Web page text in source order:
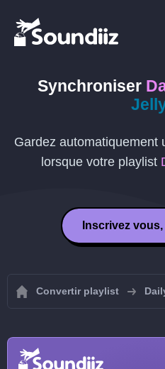
Synchroniser
Gardez automatiquement
lorsque votre playlist
Inscrivez
Convertir playlist